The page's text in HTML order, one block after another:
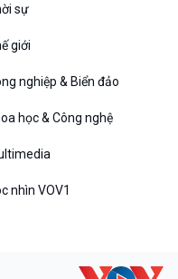
sự
giới
nghiệp & Biển đảo
học & Công nghệ
nhìn VOV1